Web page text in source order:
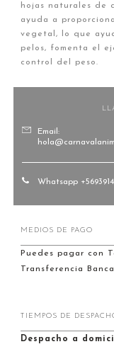
hojas naturales de
ayuda a
vegetal, lo que
pelos, fomenta el
control del peso.
Email:
Whatsapp
MEDIOS DE PAGO
Puedes pagar con
Transferencia
TIEMPOS DE
Despacho a